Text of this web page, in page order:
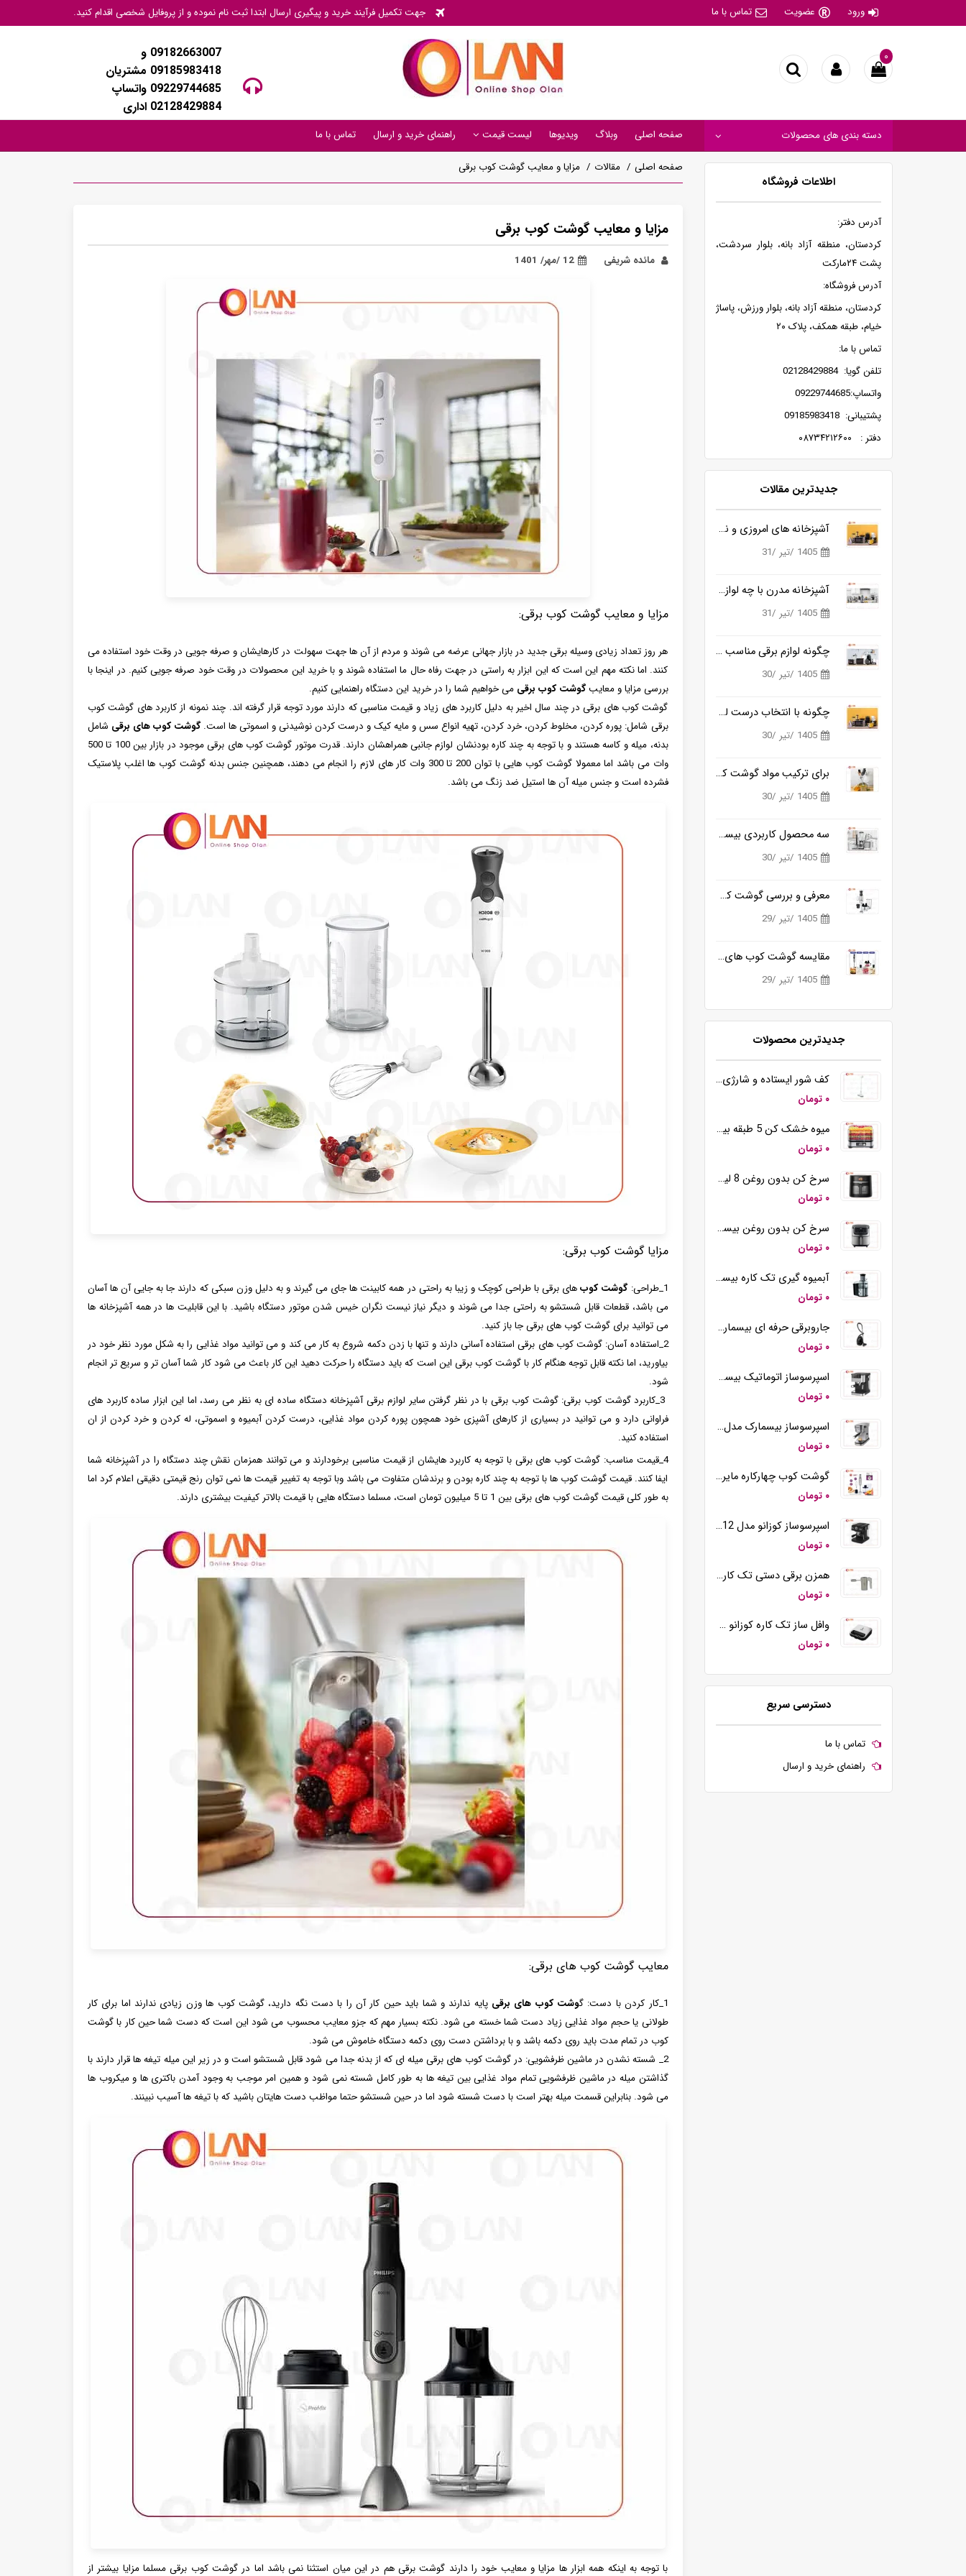
ورود عضویت تماس با ما جهت تکمیل فرآیند خرید و پیگیری ارسال ابتدا ثبت نام نموده و از پروفایل شخصی اقدام کنید.
09182663007 و
09185983418 مشتریان
09229744685 واتساپ
02128429884 اداری
۰
صفحه اصلی وبلاگ ویدیوها لیست قیمت راهنمای خرید و ارسال تماس با ما دسته بندی های محصولات
صفحه اصلی مقالات مزایا و معایب گوشت کوب برقی
مزایا و معایب گوشت کوب برقی
مائده شریفی 12 /مهر/ 1401
مزایا و معایب گوشت کوب برقی:
هر روز تعداد زیادی وسیله برقی جدید در بازار جهانی عرضه می شوند و مردم از آن ها جهت سهولت در کارهایشان و صرفه جویی در وقت خود استفاده می
کنند. اما نکته مهم این است که این ابزار به راستی در جهت رفاه حال ما استفاده شوند و با خرید این محصولات در وقت خود صرفه جویی کنیم. در اینجا با
بررسی مزایا و معایبگوشت کوب برقی می خواهیم شما را در خرید این دستگاه راهنمایی کنیم.
گوشت کوب های برقی در چند سال اخیر به دلیل کاربرد های زیاد و قیمت مناسبی که دارند مورد توجه قرار گرفته اند. چند نمونه از کاربرد های گوشت کوب
برقی شامل: پوره کردن، مخلوط کردن، خرد کردن، تهیه انواع سس و مایه کیک و درست کردن نوشیدنی و اسموتی ها است.گوشت کوب های برقی شامل
بدنه، میله و کاسه هستند و با توجه به چند کاره بودنشان لوازم جانبی همراهشان دارند. قدرت موتور گوشت کوب های برقی موجود در بازار بین 100 تا 500
وات می باشد اما معمولا گوشت کوب هایی با توان 200 تا 300 وات کار های لازم را انجام می دهند، همچنین جنس بدنه گوشت کوب ها اغلب پلاستیک
فشرده است و جنس میله آن ها استیل ضد زنگ می باشد.
مزایا گوشت کوب برقی:
1_طراحی: گوشت کوبهای برقی با طراحی کوچک و زیبا به راحتی در همه کابینت ها جای می گیرند و به دلیل وزن سبکی که دارند جا به جایی آن ها آسان
می باشد، قطعات قابل شستشو به راحتی جدا می شوند و دیگر نیاز نیست نگران خیس شدن موتور دستگاه باشید. با این قابلیت ها در همه آشپزخانه ها
می توانید برای گوشت کوب های برقی جا باز کنید.
2_استفاده آسان: گوشت کوب های برقی استفاده آسانی دارند و تنها با زدن دکمه شروع به کار می کند و می توانید مواد غذایی را به شکل مورد نظر خود در
بیاورید، اما نکته قابل توجه هنگام کار با گوشت کوب برقی این است که باید دستگاه را حرکت دهید این کار باعث می شود کار شما آسان تر و سریع تر انجام
شود.
3_کاربرد گوشت کوب برقی: گوشت کوب برقی با در نظر گرفتن سایر لوازم برقی آشپزخانه دستگاه ساده ای به نظر می رسد، اما این ابزار ساده کاربرد های
فراوانی دارد و می توانید در بسیاری از کارهای آشپزی خود همچون پوره کردن مواد غذایی، درست کردن آبمیوه و اسموتی، له کردن و خرد کردن از ان
استفاده کنید.
4_قیمت مناسب: گوشت کوب های برقی با توجه به کاربرد هایشان از قیمت مناسبی برخودارند و می توانند همزمان نقش چند دستگاه را در آشپزخانه شما
ایفا کنند. قیمت گوشت کوب ها با توجه به چند کاره بودن و برندشان متفاوت می باشد وبا توجه به تغییر قیمت ها نمی توان رنج قیمتی دقیقی اعلام کرد اما
به طور کلی قیمت گوشت کوب های برقی بین 1 تا 5 میلیون تومان است، مسلما دستگاه هایی با قیمت بالاتر کیفیت بیشتری دارند.
معایب گوشت کوب های برقی:
1_کار کردن با دست: گ وشت کوب های برقی پایه ندارند و شما باید حین کار آن را با دست نگه دارید، گوشت کوب ها وزن زیادی ندارند اما برای کار
طولانی یا حجم مواد غذایی زیاد دست شما خسته می شود. نکته بسیار مهم که جزو معایب محسوب می شود این است که دست شما حین کار با گوشت
کوب در تمام مدت باید روی دکمه باشد و با برداشتن دست روی دکمه دستگاه خاموش می شود.
2_ شسته نشدن در ماشین ظرفشویی: در گوشت کوب های برقی میله ای که از بدنه جدا می شود قابل شستشو است و در زیر این میله تیغه ها قرار دارند با
گذاشتن میله در ماشین ظرفشویی تمام مواد غذایی بین تیغه ها به طور کامل شسته نمی شود و همین امر موجب به وجود آمدن باکتری ها و میکروب ها
می شود. بنابراین قسمت میله بهتر است با دست شسته شود اما در حین شستشو حتما مواظب دست هایتان باشید که با تیغه ها آسیب نبینند.
با توجه به اینکه همه ابزار ها مزایا و معایب خود را دارند گوشت برقی هم در این میان استثنا نمی باشد اما در گوشت کوب برقی مسلما مزایا بیشتر از
اطلاعات فروشگاه
آدرس دفتر:
کردستان، منطقه آزاد بانه، بلوار سردشت،
پشت ۲۴مارکت
آدرس فروشگاه:
کردستان، منطقه آزاد بانه، بلوار ورزش، پاساژ
خیام، طبقه همکف، پلاک ۲۰
تماس با ما:
تلفن گویا: 02128429884
واتساپ:09229744685
پشتیبانی: 09185983418
دفتر : ۰۸۷۳۴۲۱۲۶۰۰
جدیدترین مقالات
آشپزخانه های امروزی و نیاز به ابزارهای هوشمندتر
1405 /تیر /31
آشپزخانه مدرن با چه لوازمی کامل می شود؟
1405 /تیر /31
چگونه لوازم برقی مناسب آشپزی روزانه را ساده تر می کنند؟
1405 /تیر /30
چگونه با انتخاب درست لوازم برقی آشپزخانه، زمان آشپزی را نصف کنیم؟
1405 /تیر /30
برای ترکیب مواد گوشت کوب برقی بهتره یا مخلوط کن؟
1405 /تیر /30
سه محصول کاربردی بیسمارک برای آشپزخانه های مدرن
1405 /تیر /30
معرفی و بررسی گوشت کوب برقی بیسمارک مدل BM3315
1405 /تیر /29
مقایسه گوشت کوب های برقی بیسمارک مدل BM3315 و BM3316
1405 /تیر /29
جدیدترین محصولات
کف شور ایستاده و شارژی بیسمارک مدل BM5510
۰ تومان
میوه خشک کن 5 طبقه بیسمارک مدل BM3004
۰ تومان
سرخ کن بدون روغن 8 لیتری بیسمارک مدل BM3570
۰ تومان
سرخ کن بدون روغن بیسمارک مدل BM-3558
۰ تومان
آبمیوه گیری تک کاره بیسمارک مدل BM2360
۰ تومان
جاروبرقی حرفه ای بیسمارک مدل BM2109
۰ تومان
اسپرسوساز اتوماتیک بیسمارک مدل BM2290
۰ تومان
اسپرسوساز بیسمارک مدل BM2260
۰ تومان
گوشت کوب چهارکاره مایر مدل MR-194
۰ تومان
اسپرسوساز کوزانو مدل KM12
۰ تومان
همزن برقی دستی تک کاره کوزانو مدل HM212
۰ تومان
وافل ساز تک کاره کوزانو مدل KZ20
۰ تومان
دسترسی سریع
تماس با ما
راهنمای خرید و ارسال